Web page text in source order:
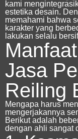
kami
estetika desain.
memahami bahwa
karakter yang
lakukan selalu
Jasa
Reiling
Mengapa harus
mengerjakannya
Berikut adalah
dengan ahli sangat